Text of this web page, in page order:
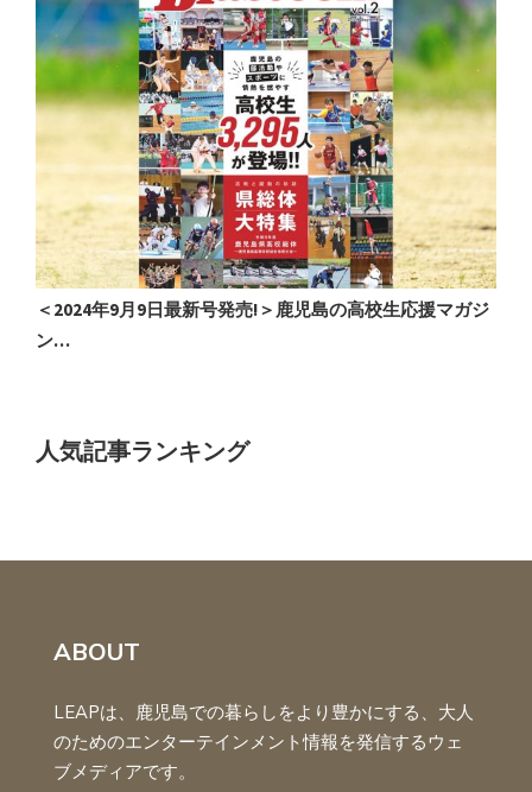
生応援マガジ
【ネット販売開始】鹿児島の高校生応援マガジ
人気記事ランキング
ABOUT
LEAPは、鹿児島での暮らしをより豊かにする、大人
のためのエンターテインメント情報を発信するウェ
ブメディアです。